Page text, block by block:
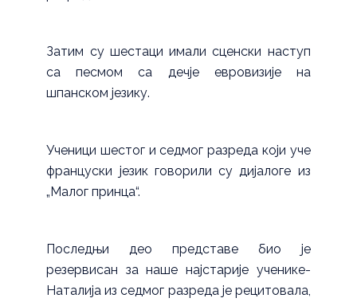
Затим су шестаци имали сценски наступ
са песмом са дечје евровизије на
шпанском језику.
Ученици шестог и седмог разреда који уче
француски језик говорили су дијалоге из
„Малог принца“.
Последњи део представе био је
резервисан за наше најстарије ученике-
Наталија из седмог разреда је рецитовала,